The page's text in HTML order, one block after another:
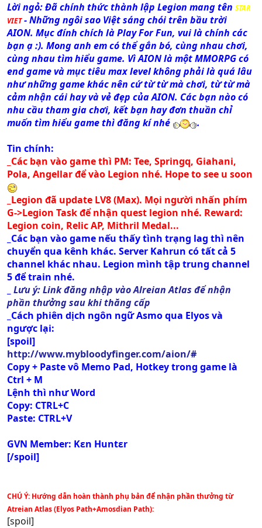
Lời ngỏ: Đã chính thức thành lập Legion mang tên STAR
VIET- Những ngôi sao Việt sáng chói trên bầu trời
AION. Mục đính chích là Play For Fun, vui là chính các
bạn ạ :). Mong anh em có thể gắn bó, cùng nhau chơi,
cùng nhau tìm hiểu game. Vì AION là một MMORPG có
end game và mục tiêu max level không phải là quá lâu
như những game khác nên cứ từ từ mà chơi, từ từ mà
cảm nhận cái hay và vẻ đẹp của AION. Các bạn nào có
nhu cầu tham gia chơi, kết bạn hay đơn thuần chỉ
muốn tìm hiểu game thì đăng kí nhé
.
Tin chính:
_Các bạn vào game thì PM: Tee, Springq, Giahani,
Pola, Angellar để vào Legion nhé. Hope to see u soon
_Legion đã update LV8 (Max). Mọi người nhấn phím
G->Legion Task để nhận quest legion nhé. Reward:
Legion coin, Relic AP, Mithril Medal...
_Các bạn vào game nếu thấy tình trạng lag thì nên
chuyển qua kênh khác. Server Kahrun có tất cả 5
channel khác nhau. Legion mình tập trung channel
5 để train nhé.
Lưu ý: Link đăng nhập vào Alreian Atlas để nhận
phần thưởng sau khi thăng cấp
_Cách phiên dịch ngôn ngữ Asmo qua Elyos và
ngược lại:
[spoil]
http://www.mybloodyfinger.com/aion/#
Copy + Paste vô Memo Pad, Hotkey trong game là
Ctrl + M
Lệnh thì như Word
Copy: CTRL+C
Paste: CTRL+V
GVN Member: Kεn Huntεr
[/spoil]
CHÚ Ý: Hướng dẫn hoàn thành phụ bản để nhận phần thưởng từ
Atreian Atlas (Elyos Path+Amosdian Path):
[spoil]